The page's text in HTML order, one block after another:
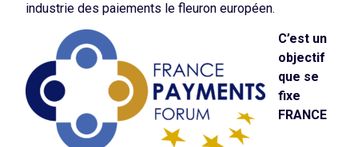
industrie des paiements le fleuron européen.
C’est un
objectif
que se
fixe
FRANCE